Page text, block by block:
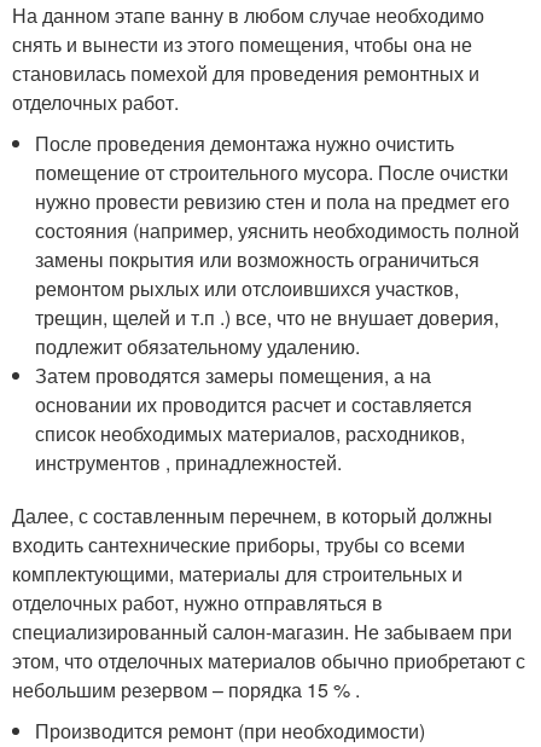
На данном этапе ванну в любом случае необходимо
снять и вынести из этого помещения, чтобы она не
становилась помехой для проведения ремонтных и
отделочных работ.
После проведения демонтажа нужно очистить
помещение от строительного мусора. После очистки
нужно провести ревизию стен и пола на предмет его
состояния (например, уяснить необходимость полной
замены покрытия или возможность ограничиться
ремонтом рыхлых или отслоившихся участков,
трещин, щелей и т.п .) все, что не внушает доверия,
подлежит обязательному удалению.
Затем проводятся замеры помещения, а на
основании их проводится расчет и составляется
список необходимых материалов, расходников,
инструментов , принадлежностей.
Далее, с составленным перечнем, в который должны
входить сантехнические приборы, трубы со всеми
комплектующими, материалы для строительных и
отделочных работ, нужно отправляться в
специализированный салон-магазин. Не забываем при
этом, что отделочных материалов обычно приобретают с
небольшим резервом – порядка 15 % .
Производится ремонт (при необходимости)